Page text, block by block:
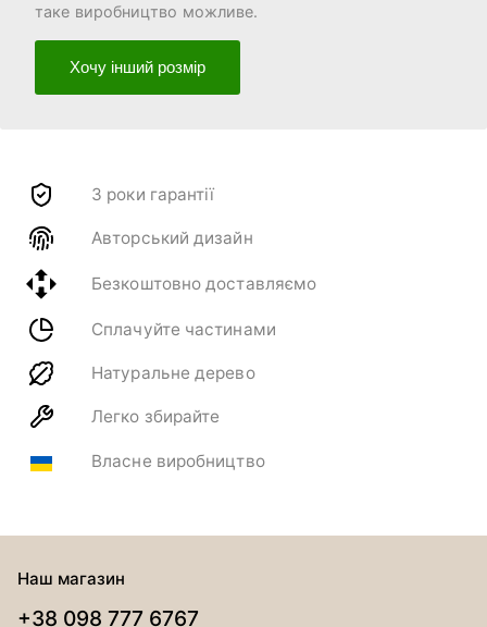
таке виробництво можливе.
Хочу інший розмір
3 роки гарантії
Авторський дизайн
Безкоштовно доставляємо
Сплачуйте частинами
Натуральне дерево
Легко збирайте
Власне виробництво
Наш магазин
+38 098 777 6767